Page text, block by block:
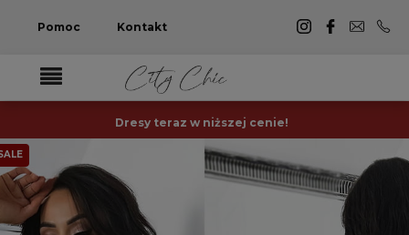
Pomoc Kontakt
Dresy teraz w niższej cenie!
-29%